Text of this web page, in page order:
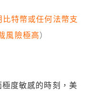
特幣或任何法幣支
風險極高）
度敏感的時刻，美